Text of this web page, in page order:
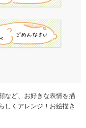
など、お好きな表情を描
しくアレンジ！お絵描き